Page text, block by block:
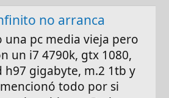
no arranca
una pc media vieja pero
un i7 4790k, gtx 1080,
h97 gigabyte, m.2 1tb y
todo por si